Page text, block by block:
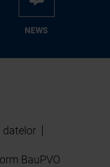
NEWS
datelor
BauPVO